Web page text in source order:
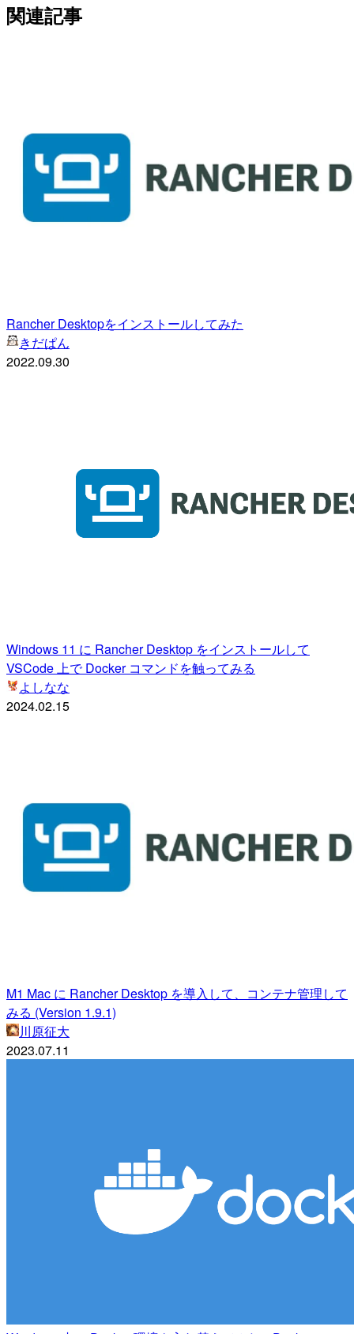
関連記事
Rancher Desktopをインストールしてみた
きだぱん
2022.09.30
Windows 11 に Rancher Desktop をインストールして
VSCode 上で Docker コマンドを触ってみる
よしなな
2024.02.15
M1 Mac に Rancher Desktop を導入して、コンテナ管理して
みる (Version 1.9.1)
川原征大
2023.07.11